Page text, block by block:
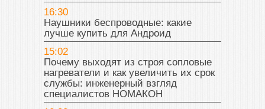
16:30
Наушники беспроводные: какие
лучше купить для Андроид
15:02
Почему выходят из строя сопловые
нагреватели и как увеличить их срок
службы: инженерный взгляд
специалистов НОМАКОН